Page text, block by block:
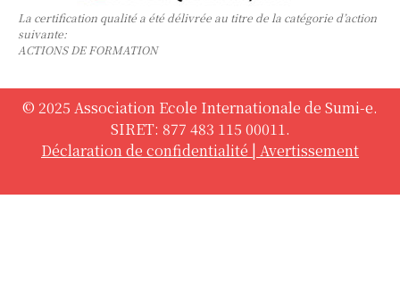
La certification qualité a été délivrée au titre de la catégorie d’action
suivante:
ACTIONS DE FORMATION
© 2025 Association Ecole Internationale de Sumi-e.
SIRET: 877 483 115 00011.
Déclaration de confidentialité | Avertissement